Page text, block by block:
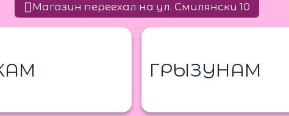
Магазин переехал на ул. Смилянски 10
ГРЫЗУНАМ